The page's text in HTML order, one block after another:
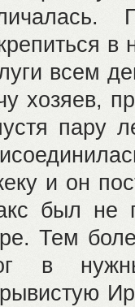
в
всем
хозяев,
пару
и он
был не
Тем
в